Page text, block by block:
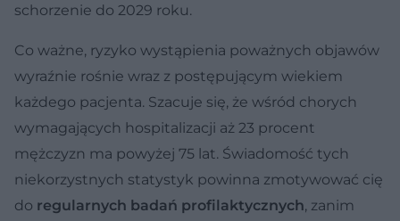
schorzenie do 2029 roku.
Co ważne, ryzyko wystąpienia poważnych objawów
wyraźnie rośnie wraz z postępującym wiekiem
każdego pacjenta. Szacuje się, że wśród chorych
wymagających hospitalizacji aż 23 procent
mężczyzn ma powyżej 75 lat. Świadomość tych
niekorzystnych statystyk powinna zmotywować cię
do regularnych badań profilaktycznych, zanim